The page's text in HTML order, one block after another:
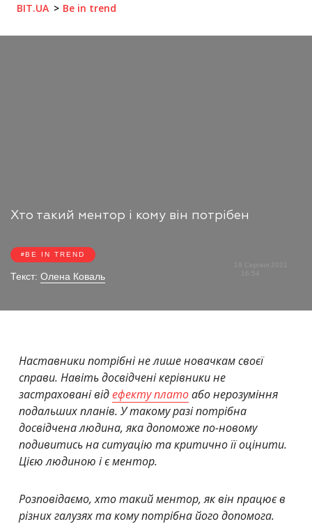
BIT.UA Be in trend
Хто такий ментор і кому він потрібен
BE IN TREND
Текст: Олена Коваль
19 Серпня 2021
Наставники потрібні не лише новачкам своєї
справи. Навіть досвідчені керівники не
застраховані відефекту платоабо нерозуміння
подальших планів. У такому разі потрібна
досвідчена людина, яка допоможе по-новому
подивитись на ситуацію та критично її оцінити.
Цією людиною і є ментор.
Розповідаємо, хто такий ментор, як він працює в
різних галузях та кому потрібна його допомога.